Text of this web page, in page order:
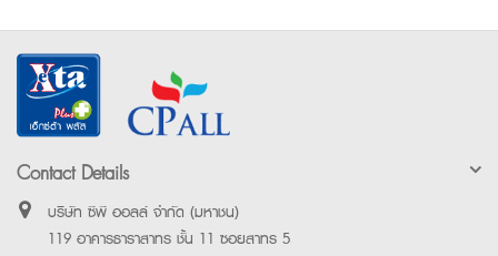
Contact Details
บริษัท ซีพี ออลล์ จำกัด (มหาชน)
119 อาคารธาราสาทร ชั้น 11 ซอยสาทร 5